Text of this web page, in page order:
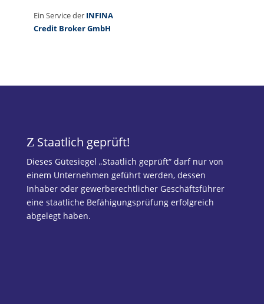
ZStaatlich geprüft!
Dieses Gütesiegel „Staatlich geprüft“ darf nur von
einem Unternehmen geführt werden, dessen
Inhaber oder gewerberechtlicher Geschäftsführer
eine staatliche Befähigungsprüfung erfolgreich
abgelegt haben.